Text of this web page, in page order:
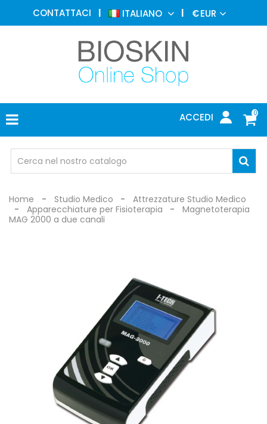
CONTATTACI ITALIANO €EUR
0
ACCEDI
MEDICINA
ESTETICA
DERMATOLOGIA
FOTOTERAPIA
ELETTROMEDICALI
MEDICO
OCCHIALI
DI
Home Studio Medico
Attrezzature Studio Medico
Apparecchiature per Fisioterapia
Magnetoterapia
MAG 2000 a due canali